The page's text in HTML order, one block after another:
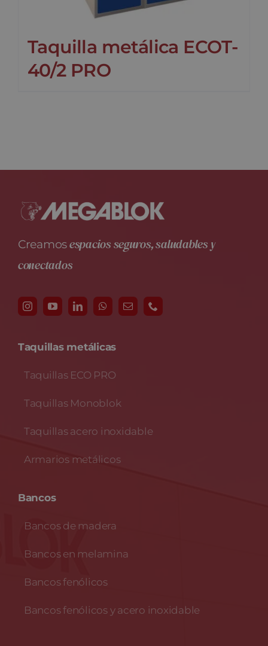
Taquilla metálica ECOT-
40/2 PRO
Creamosespacios seguros, saludables y
conectados
Taquillas metálicas
Taquillas ECO PRO
Taquillas Monoblok
Taquillas acero inoxidable
Armarios metálicos
Bancos
Bancos de madera
Bancos en melamina
Bancos fenólicos
Bancos fenólicos y acero inoxidable